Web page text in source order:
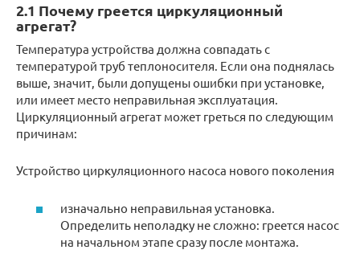
2.1 Почему греется циркуляционный
агрегат?
Температура устройства должна совпадать с
температурой труб теплоносителя. Если она поднялась
выше, значит, были допущены ошибки при установке,
или имеет место неправильная эксплуатация.
Циркуляционный агрегат может греться по следующим
причинам:
Устройство циркуляционного насоса нового поколения
изначально неправильная установка.
Определить неполадку не сложно: греется насос
на начальном этапе сразу после монтажа.